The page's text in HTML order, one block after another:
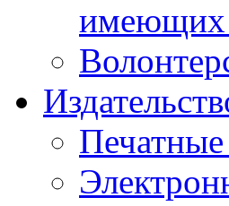
имеющих